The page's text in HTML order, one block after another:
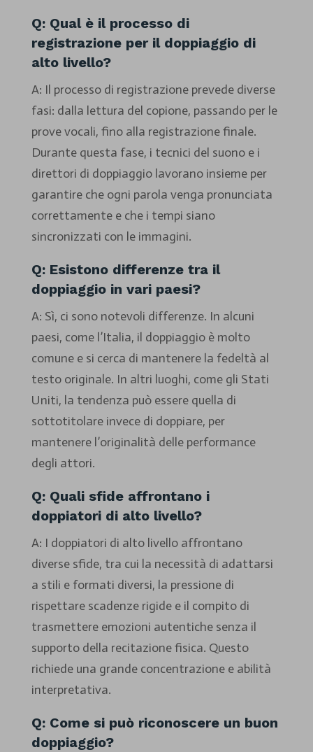
Q: Qual è il processo di
registrazione per il doppiaggio di
alto livello?
A: Il processo di registrazione prevede diverse
fasi: dalla lettura del copione, passando per le
prove vocali, fino alla registrazione finale.
Durante questa fase, i tecnici del suono e i
direttori di doppiaggio lavorano insieme per
garantire che ogni parola venga pronunciata
correttamente e che i tempi siano
sincronizzati con le immagini.
Q: Esistono differenze tra il
doppiaggio in vari paesi?
A: Sì, ci sono notevoli differenze. In alcuni
paesi, come l’Italia, il doppiaggio è molto
comune e si cerca di mantenere la fedeltà al
testo originale. In altri luoghi, come gli Stati
Uniti, la tendenza può essere quella di
sottotitolare invece di doppiare, per
mantenere l’originalità delle performance
degli attori.
Q: Quali sfide affrontano i
doppiatori di alto livello?
A: I doppiatori di alto livello affrontano
diverse sfide, tra cui la necessità di adattarsi
a stili e formati diversi, la pressione di
rispettare scadenze rigide e il compito di
trasmettere emozioni autentiche senza il
supporto della recitazione fisica. Questo
richiede una grande concentrazione e abilità
interpretativa.
Q: Come si può riconoscere un buon
doppiaggio?